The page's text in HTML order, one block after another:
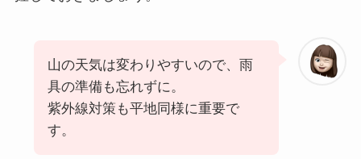
山の天気は変わりやすいので、雨
具の準備も忘れずに。
紫外線対策も平地同様に重要で
す。